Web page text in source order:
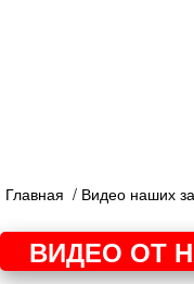
Главная / Видео наших
ВИДЕО ОТ